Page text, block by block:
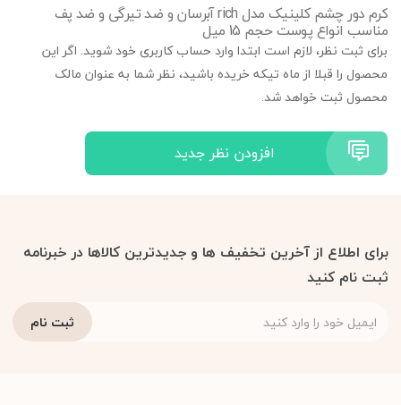
کرم دور چشم کلینیک مدل rich آبرسان و ضد تیرگی و ضد پف
مناسب انواع پوست حجم 15 میل
برای ثبت نظر، لازم است ابتدا وارد حساب کاربری خود شوید. اگر این
محصول را قبلا از ماه تیکه خریده باشید، نظر شما به عنوان مالک
محصول ثبت خواهد شد.
افزودن نظر جدید
برای اطلاع از آخرین تخفیف ها و جدیدترین کالاها در خبرنامه
ثبت نام کنید